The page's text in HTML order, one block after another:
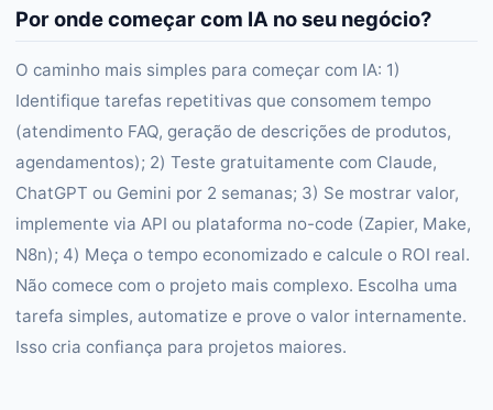
Por onde começar com IA no seu negócio?
O caminho mais simples para começar com IA: 1)
Identifique tarefas repetitivas que consomem tempo
(atendimento FAQ, geração de descrições de produtos,
agendamentos); 2) Teste gratuitamente com Claude,
ChatGPT ou Gemini por 2 semanas; 3) Se mostrar valor,
implemente via API ou plataforma no-code (Zapier, Make,
N8n); 4) Meça o tempo economizado e calcule o ROI real.
Não comece com o projeto mais complexo. Escolha uma
tarefa simples, automatize e prove o valor internamente.
Isso cria confiança para projetos maiores.